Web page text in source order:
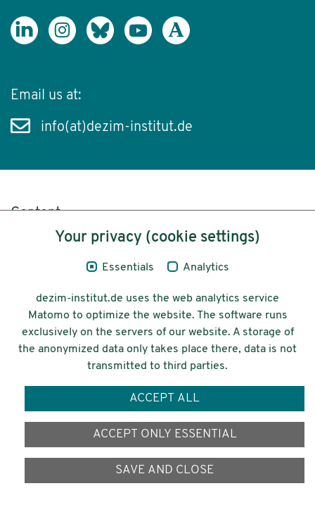
Email us at:
info(at)dezim-institut.de
Content
Legal Notice
© 2026 Deutsches Zentrum für
Integrations-
und Migrationsforschung DeZIM e.V.
Your privacy (cookie settings)
Essentials Analytics
dezim-institut.de uses the web analytics service
Matomo to optimize the website. The software runs
exclusively on the servers of our website. A storage of
the anonymized data only takes place there, data is not
transmitted to third parties.
ACCEPT ALL
ACCEPT ONLY ESSENTIAL
SAVE AND CLOSE